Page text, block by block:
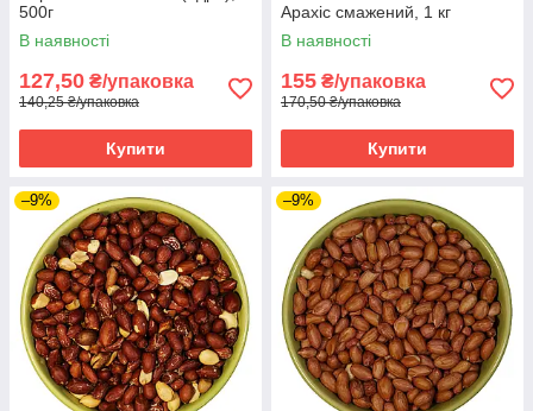
500г
В наявності
127,50 ₴/упаковка
140,25 ₴/упаковка
Купити
Арахіс смажений, 1 кг
В наявності
155 ₴/упаковка
170,50 ₴/упаковка
Купити
–9% –9%